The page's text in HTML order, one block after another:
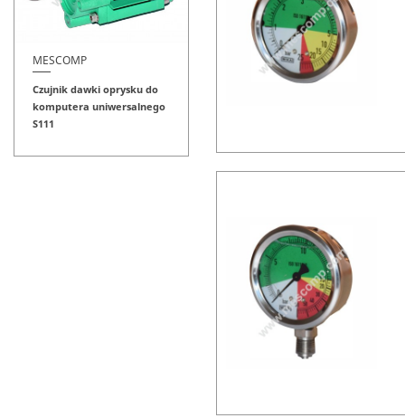
MESCOMP
Czujnik dawki oprysku do
komputera uniwersalnego
S111